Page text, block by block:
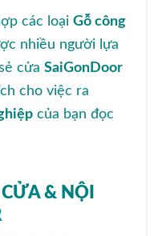
các loại Gỗ công
nhiều người lựa
cửa SaiGonDoor
cho việc ra
của bạn đọc
& NỘI